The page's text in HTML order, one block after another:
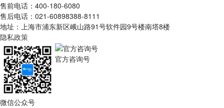
售前电话：400-180-6080
售后电话：021-60898388-8111
地址：上海市浦东新区峨山路91号软件园9号楼南塔8楼
隐私政策
微信公众号
官方咨询号